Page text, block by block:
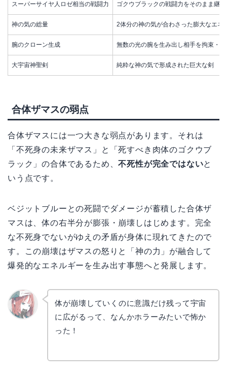
スーパーサイヤ人ロゼ相当の戦闘力 ゴクウブラックの戦闘力をそのまま継承
神の気の総量 2体分の神の気が合わさった膨大なエネ
腕のクローン生成 無数の光の腕を生み出し相手を拘束・
大宇宙神聖剣 純粋な神の気で形成された巨大な剣
合体ザマスの弱点
合体ザマスには一つ大きな弱点があります。それは
「不死身の未来ザマス」と「死すべき肉体のゴクウブ
ラック」の合体であるため、不死性が完全ではないと
いう点です。
ベジットブルーとの死闘でダメージが蓄積した合体ザ
マスは、体の右半分が膨張・崩壊しはじめます。完全
な不死身でないがゆえの矛盾が身体に現れてきたので
す。この崩壊はザマスの怒りと「神の力」が融合して
爆発的なエネルギーを生み出す事態へと発展します。
体が崩壊していくのに意識だけ残って宇宙
に広がるって、なんかホラーみたいで怖か
った！